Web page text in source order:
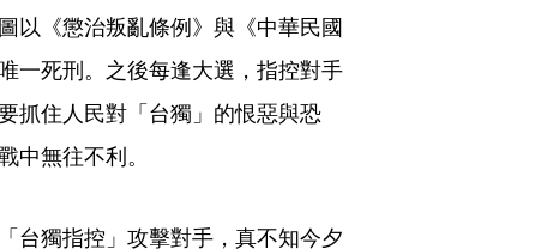
以《懲治叛亂條例》與《中華民國
一死刑。之後每逢大選，指控對手
抓住人民對「台獨」的恨惡與恐
中無往不利。
台獨指控」攻擊對手，真不知今夕